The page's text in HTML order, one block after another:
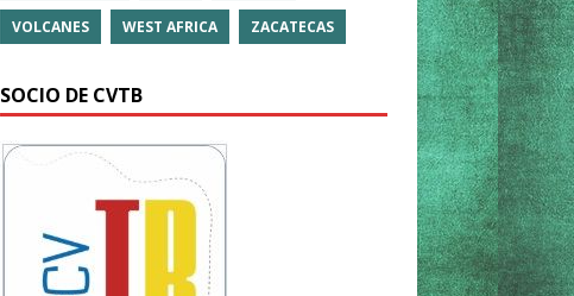
VOLCANES WEST AFRICA ZACATECAS
SOCIO DE CVTB